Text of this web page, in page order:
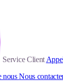
Service Client
nousNous